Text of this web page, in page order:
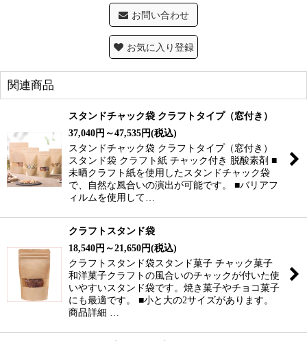
お問い合わせ
お気に入り登録
関連商品
スタンドチャック袋 クラフトタイプ（窓付き）
37,040円 ～47,535円(税込)
スタンドチャック袋 クラフトタイプ（窓付き）
スタンド袋 クラフト紙 チャック付き 脱酸素剤 ■
未晒クラフト紙を使用したスタンドチャック袋
で、自然な風合いの演出が可能です。 ■バリアフ
ィルムを使用して…
クラフトスタンド袋
18,540円 ～21,650円(税込)
クラフトスタンド袋スタンド菓子 チャック菓子
和洋菓子クラフトの風合いのチャックが付いた使
いやすいスタンド袋です。焼き菓子やチョコ菓子
にも最適です。 ■小と大の2サイズがあります。
商品詳細 …